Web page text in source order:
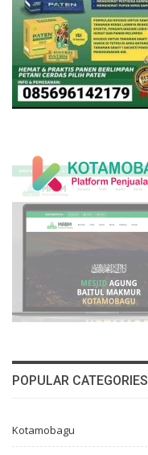
POPULAR CATEGORIES
Kotamobagu